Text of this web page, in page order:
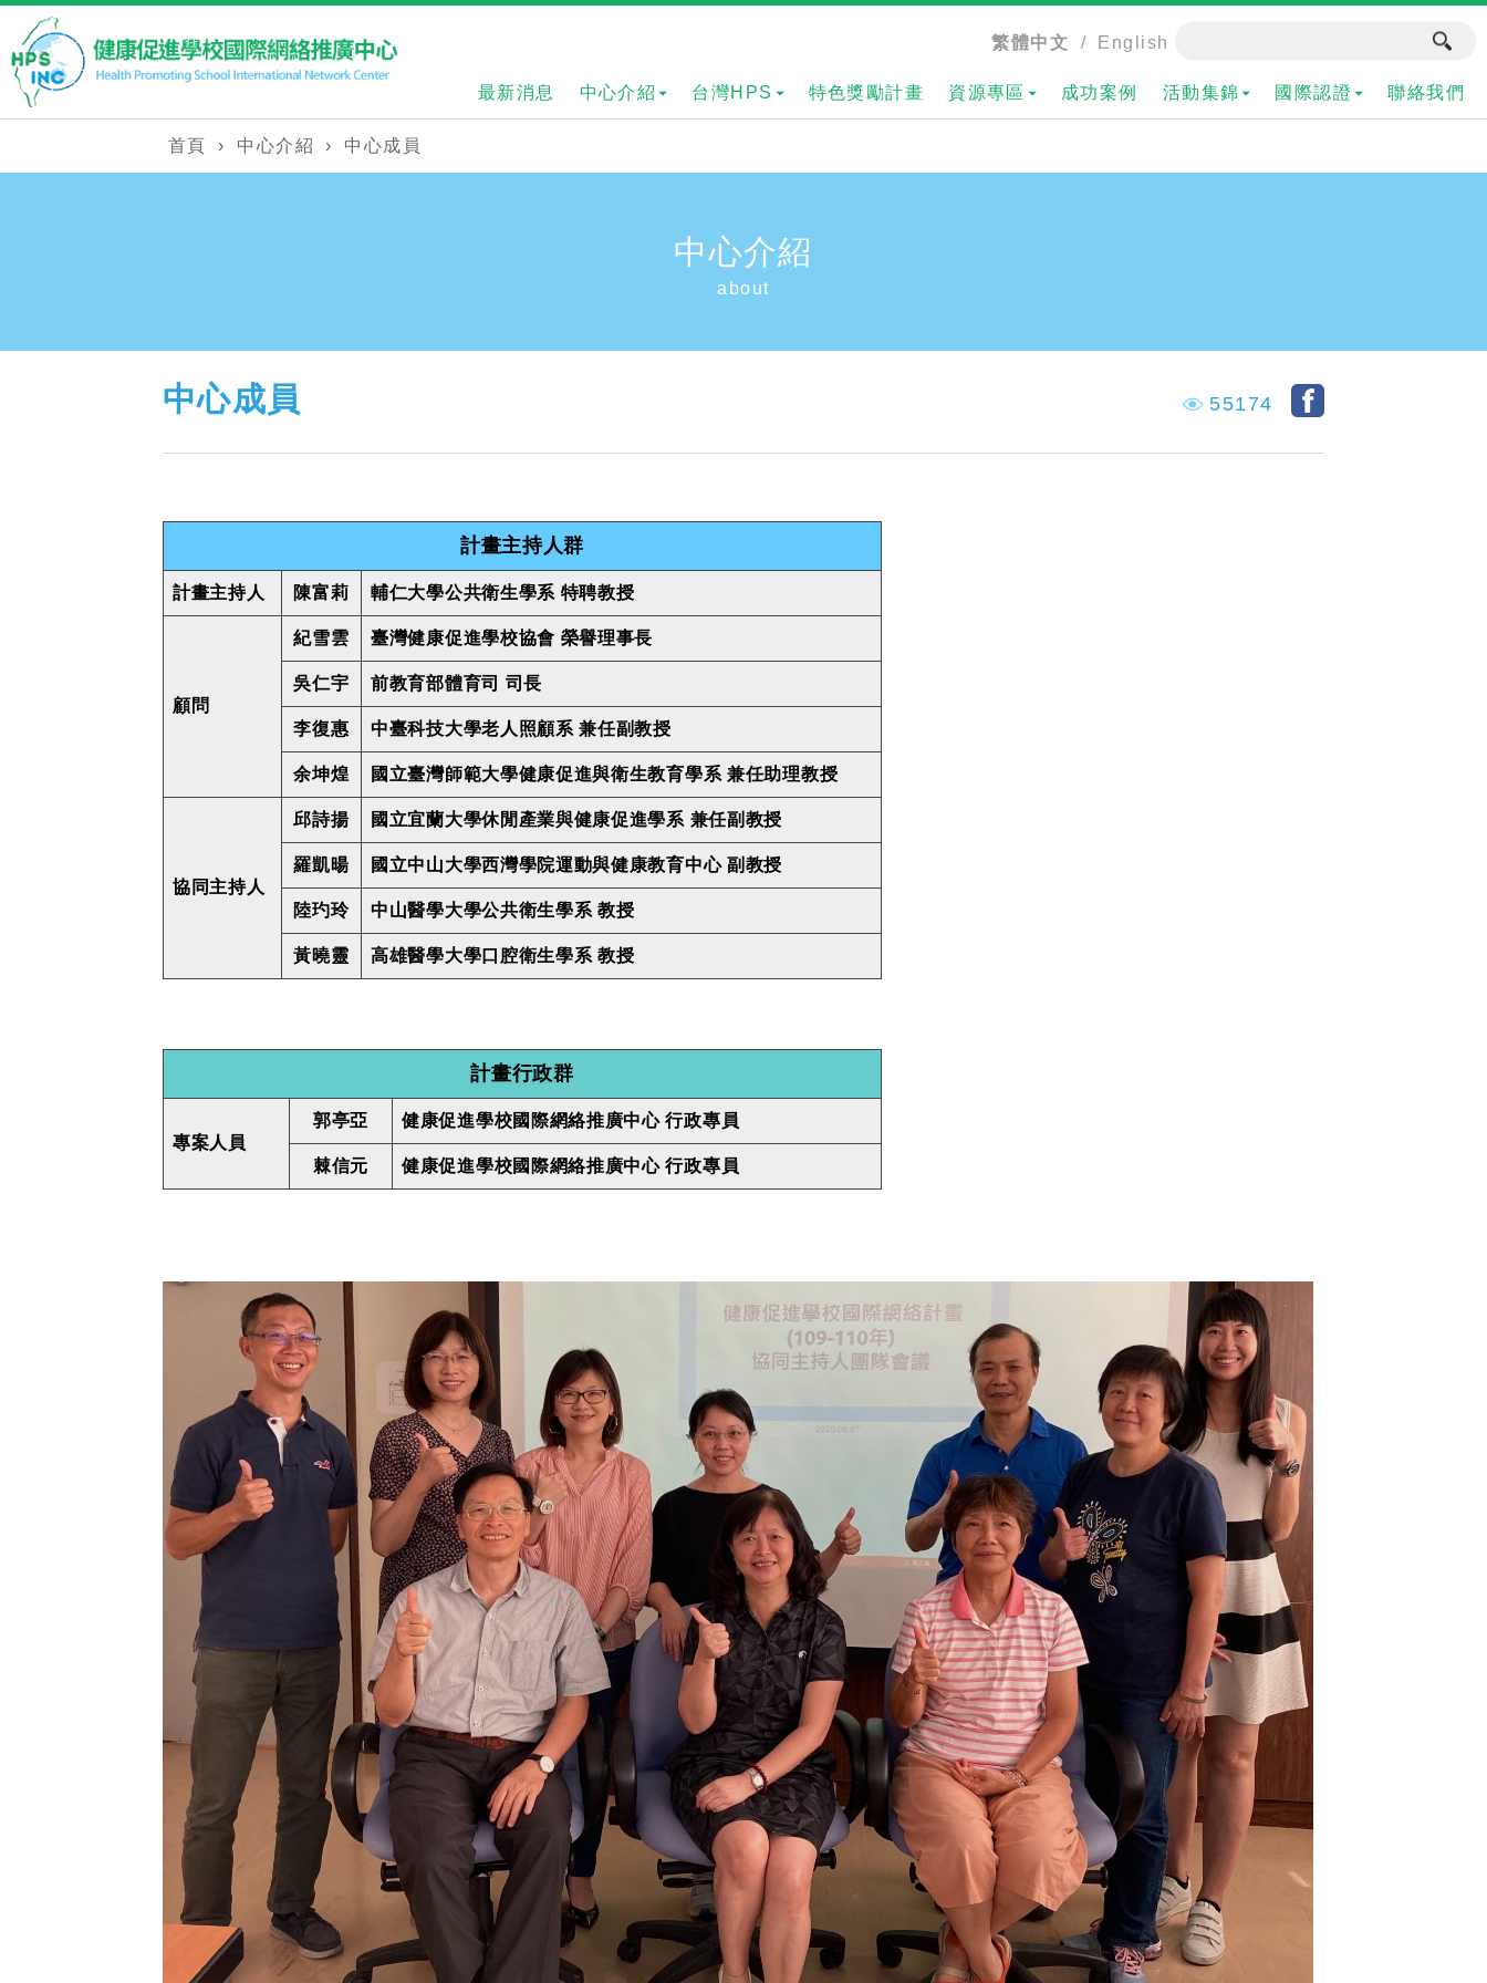
繁體中文 / English
最新消息 中心介紹 台灣HPS 特色獎勵計畫 資源專區 成功案例 活動集錦 國際認證 聯絡我們
首頁 › 中心介紹 › 中心成員
中心介紹
about
55174
中心成員
計畫主持人群
計畫主持人 陳富莉 輔仁大學公共衛生學系 特聘教授
顧問
紀雪雲 臺灣健康促進學校協會 榮譽理事長
吳仁宇 前教育部體育司 司長
李復惠 中臺科技大學老人照顧系 兼任副教授
余坤煌 國立臺灣師範大學健康促進與衛生教育學系兼任助理教授
協同主持人
邱詩揚 國立宜蘭大學休閒產業與健康促進學系 兼任副教授
羅凱暘 國立中山大學西灣學院運動與健康教育中心 副教授
陸玓玲 中山醫學大學公共衛生學系 教授
黃曉靈 高雄醫學大學口腔衛生學系 教授
計畫行政群
專案人員
郭亭亞 健康促進學校國際網絡推廣中心 行政專員
棘信元 健康促進學校國際網絡推廣中心 行政專員